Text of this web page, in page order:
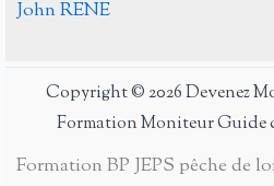
John RENE
Copyright © 2026 Devenez
Formation Moniteur Guide
Formation BP JEPS pêche de